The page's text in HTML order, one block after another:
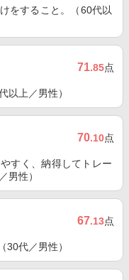
をすること。（60代以
71.85点
以上／男性）
70.10点
すく、納得してトレー
男性）
67.13点
30代／男性）